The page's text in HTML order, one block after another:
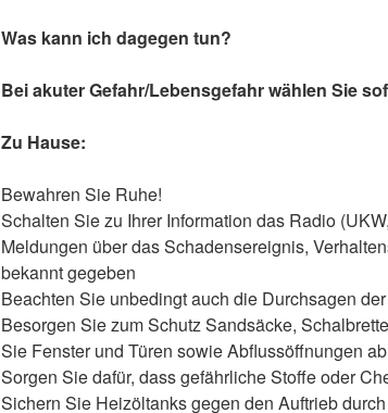
Was kann ich dagegen tun?
Bei akuter Gefahr/Lebensgefahr wählen Sie
Zu Hause:
Bewahren Sie Ruhe!
Schalten Sie zu Ihrer Information das Radio
Meldungen über das Schadensereignis,
bekannt gegeben
Beachten Sie unbedingt auch die Durchsagen
Besorgen Sie zum Schutz Sandsäcke,
Sie Fenster und Türen sowie Abflussöffnungen ab
Sorgen Sie dafür, dass gefährliche Stoffe oder
Sichern Sie Heizöltanks gegen den Auftrieb